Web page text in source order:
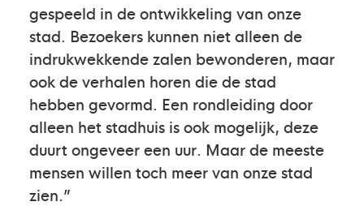
gespeeld in de ontwikkeling van onze
stad. Bezoekers kunnen niet alleen de
indrukwekkende zalen bewonderen, maar
ook de verhalen horen die de stad
hebben gevormd. Een rondleiding door
alleen het stadhuis is ook mogelijk, deze
duurt ongeveer een uur. Maar de meeste
mensen willen toch meer van onze stad
zien.”